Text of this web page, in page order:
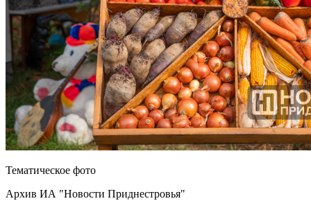
Тематическое фото
Архив ИА "Новости Приднестровья"